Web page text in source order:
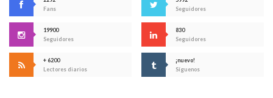
Fans
Seguidores
19900
Seguidores
830
Seguidores
+ 6200
Lectores diarios
¡nuevo!
Síguenos